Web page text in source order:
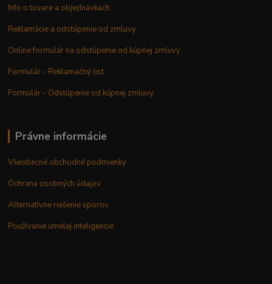
Info o tovare a objednávkach
Reklamácie a odstúpenie od zmluvy
Online formulár na odstúpenie od kúpnej zmluvy
Formulár - Reklamačný list
Formulár - Odstúpenie od kúpnej zmluvy
Právne informácie
Všeobecné obchodné podmienky
Ochrana osobných údajov
Alternatívne riešenie sporov
Používanie umelej inteligencie